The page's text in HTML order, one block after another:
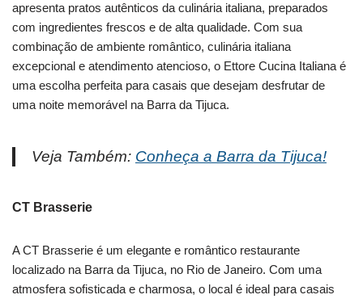
apresenta pratos autênticos da culinária italiana, preparados
com ingredientes frescos e de alta qualidade. Com sua
combinação de ambiente romântico, culinária italiana
excepcional e atendimento atencioso, o Ettore Cucina Italiana é
uma escolha perfeita para casais que desejam desfrutar de
uma noite memorável na Barra da Tijuca.
Veja Também: Conheça a Barra da Tijuca!
CT Brasserie
A CT Brasserie é um elegante e romântico restaurante
localizado na Barra da Tijuca, no Rio de Janeiro. Com uma
atmosfera sofisticada e charmosa, o local é ideal para casais